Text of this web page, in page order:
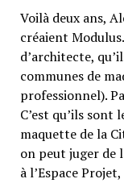
Voilà deux ans,
créaient
d’architecte,
communes de
professionnel).
C’est qu’ils sont
maquette de la
on peut juger de
à l’Espace